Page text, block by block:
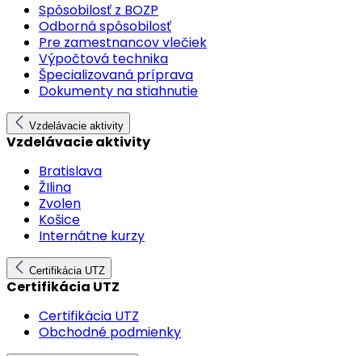
Spôsobilosť z BOZP
Odborná spôsobilosť
Pre zamestnancov vlečiek
Výpočtová technika
Špecializovaná príprava
Dokumenty na stiahnutie
Vzdelávacie aktivity
Vzdelávacie aktivity
Bratislava
ŽIlina
Zvolen
Košice
Internátne kurzy
Certifikácia UTZ
Certifikácia UTZ
Certifikácia UTZ
Obchodné podmienky